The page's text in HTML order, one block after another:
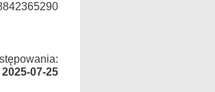
2025-07-25